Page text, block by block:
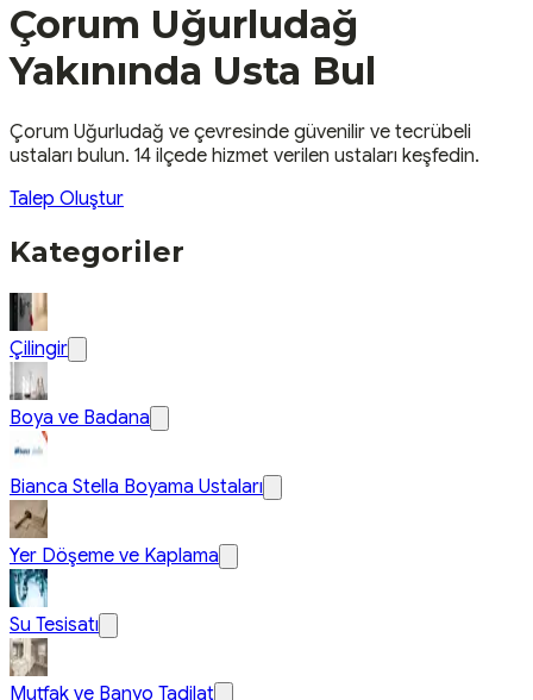
Çorum Uğurludağ
Yakınında Usta Bul
Çorum Uğurludağ ve çevresinde güvenilir ve tecrübeli
ustaları bulun. 14 ilçede hizmet verilen ustaları keşfedin.
Talep Oluştur
Kategoriler
Çilingir
Boya ve Badana
Bianca Stella Boyama Ustaları
Yer Döşeme ve Kaplama
Su Tesisatı
Mutfak ve Banyo Tadilat